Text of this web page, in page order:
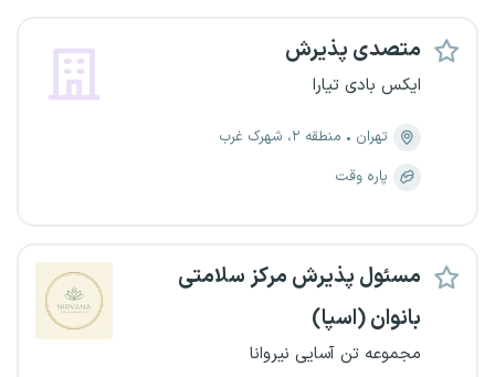
متصدی پذیرش
ایکس بادی تیارا
تهران
منطقه ۲، شهرک غرب
پاره وقت
مسئول پذیرش مرکز سلامتی
بانوان (اسپا)
مجموعه تن آسایی نیروانا